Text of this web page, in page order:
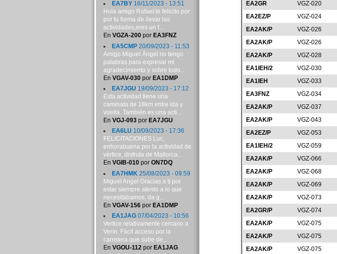
EA2GR
VGZ-020
EA2EZ/P
VGZ-024
EA2AK/P
VGZ-026
EA2AK/P
VGZ-026
EA2AK/P
VGZ-028
EA1IEH/2
VGZ-030
EA1IEH
VGZ-033
EA3FNZ
VGZ-034
EA2AK/P
VGZ-037
EA2AK/P
VGZ-043
EA2EZ/P
VGZ-053
EA1IEH/2
VGZ-059
EA2AK/P
VGZ-066
EA2AK/P
VGZ-068
EA2AK/P
VGZ-069
EA2AK/P
VGZ-073
EA2GR/P
VGZ-074
EA2AK/P
VGZ-075
EA2AK/P
VGZ-075
EA2AK/P
VGZ-075
EA7BY16/11/2023 - 13:51
Hola amigo Rafael:te felicito por
por tu forma de llevar las
actividades,eres un f...
En VGZA-200por EA3FNZ
EA5CMP20/09/2023 - 11:53
Amigo Miguel Ángel no tengo
palabras para expresar mi
agradecimiento y sobre todo...
En VGAV-030por EA1DMP
EA7JGU 19/09/2023 - 17:12
Esta actividad tiene una
caminata de 18km entre ida y
vuelta. También es una acti...
En VGJ-093por EA7JGU
EA6LU 10/09/2023 - 17:36
FELICITACIONES Luc,
enhorabuena por la actividad de
vértice, disfruta de Mallorca...
En VGIB-010por ON7DQ
EA7HMK 25/08/2023 - 09:59
Miguel Angel Gracias a ti por
estar siempre atento a lo que
necesitábamos, da g...
En VGAV-156por EA1DMP
EA1JAG07/04/2023 - 10:56
Vertice relativamente cercano a
Verín. Fácil acceso por la
carretera que sube de...
En VGOU-112por EA1JAG